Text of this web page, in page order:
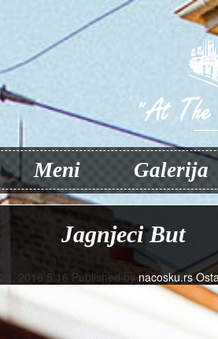
Meni Galerija
Jagnjeci But
2016 5:16 Published by nacosku.rs